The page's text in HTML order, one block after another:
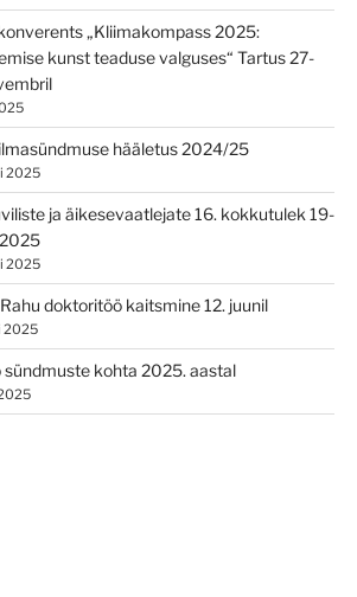
„Kliimakompass 2025:
kunst teaduse valguses“ Tartus 27-
hääletus 2024/25
2025
ja äikesevaatlejate 16. kokkutulek 19-
2025
doktoritöö kaitsmine 12. juunil
2025
sündmuste kohta 2025. aastal